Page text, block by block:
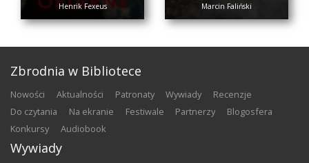
Henrik Fexeus Marcin Faliński
Zbrodnia w Bibliotece
nowości aktualności patronaty wywiady
recenzje
do czytania
na ekranie festiwale partnerzy
blogosfera
konkursy
audiobook
Wywiady